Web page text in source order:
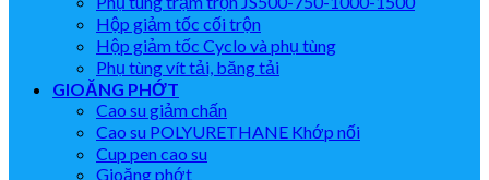
Hộp giảm tốc cối trộn
Hộp giảm tốc Cyclo và phụ tùng
Phụ tùng vít tải, băng tải
GIOĂNG PHỚT
Cao su giảm chấn
Cao su POLYURETHANE Khớp nối
Cup pen cao su
Gioăng phớt